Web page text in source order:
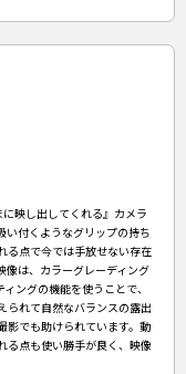
映し出してくれる』カメラ
い付くようなグリップの持ち
る点で今では手放せない存在
像は、カラーグレーディング
ングの機能を使うことで、
られて自然なバランスの露出
影でも助けられています。動
る点も使い勝手が良く、映像